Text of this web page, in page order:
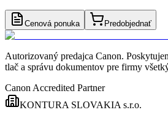
Cenová ponuka Predobjednať
Autorizovaný predajca Canon.
tlač a správu dokumentov pre firmy
Canon Accredited Partner
KONTURA SLOVAKIA s.r.o.